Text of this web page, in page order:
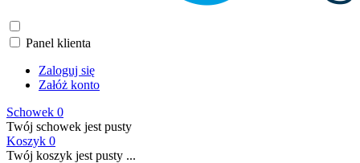
Panel klienta
Zaloguj się
Załóż konto
Schowek 0
Twój schowek jest pusty
Koszyk 0
Twój koszyk jest pusty ...